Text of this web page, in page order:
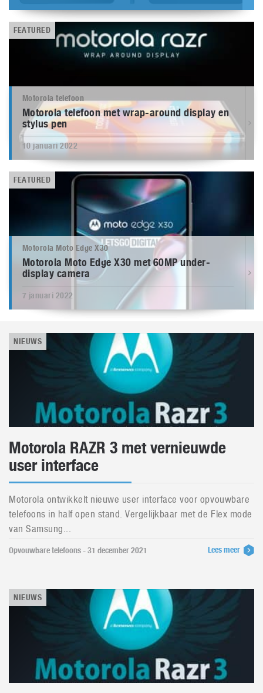
FEATURED
Motorola telefoon
Motorola telefoon met wrap-around display en
stylus pen
10 januari 2022
FEATURED
Motorola Moto Edge X30
Motorola Moto Edge X30 met 60MP under-
display camera
7 januari 2022
NIEUWS
Motorola RAZR 3 met vernieuwde
user interface
Motorola ontwikkelt nieuwe user interface voor opvouwbare
telefoons in half open stand. Vergelijkbaar met de Flex mode
van Samsung...
Opvouwbare telefoons - 31 december 2021 Lees meer
NIEUWS